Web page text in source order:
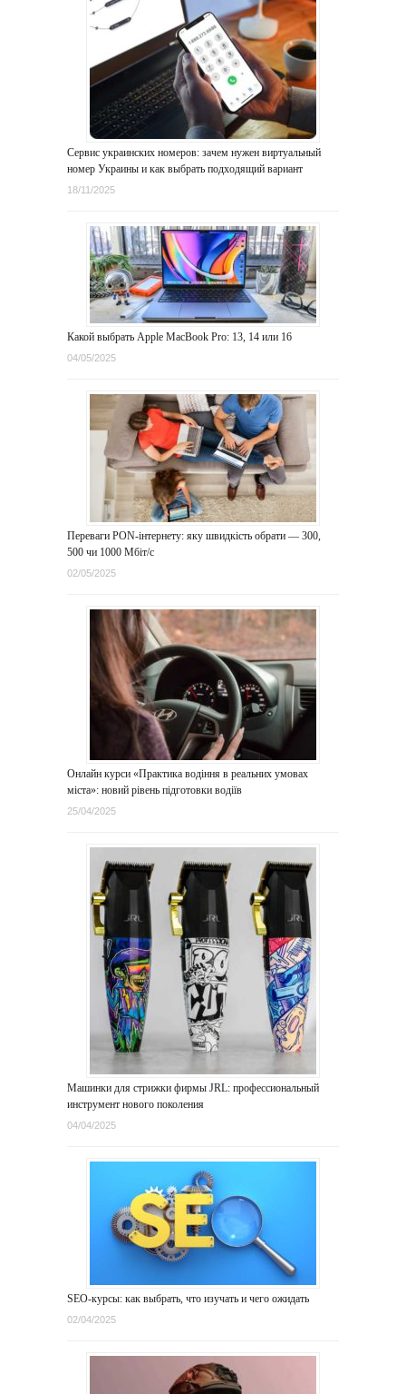
Сервис украинских номеров: зачем нужен виртуальный
номер Украины и как выбрать подходящий вариант
18/11/2025
Какой выбрать Apple MacBook Pro: 13, 14 или 16
04/05/2025
Переваги PON-інтернету: яку швидкість обрати — 300,
500 чи 1000 Мбіт/с
02/05/2025
Онлайн курси «Практика водіння в реальних умовах
міста»: новий рівень підготовки водіїв
25/04/2025
Машинки для стрижки фирмы JRL: профессиональный
инструмент нового поколения
04/04/2025
SEO-курсы: как выбрать, что изучать и чего ожидать
02/04/2025